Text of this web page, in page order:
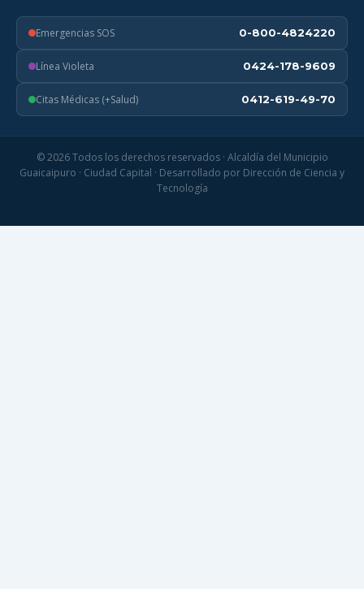
Emergencias SOS 0-800-4824220
Línea Violeta 0424-178-9609
Citas Médicas (+Salud) 0412-619-49-70
© 2026 Todos los derechos reservados · Alcaldía del Municipio
Guaicaipuro · Ciudad Capital · Desarrollado por Dirección de Ciencia y
Tecnología